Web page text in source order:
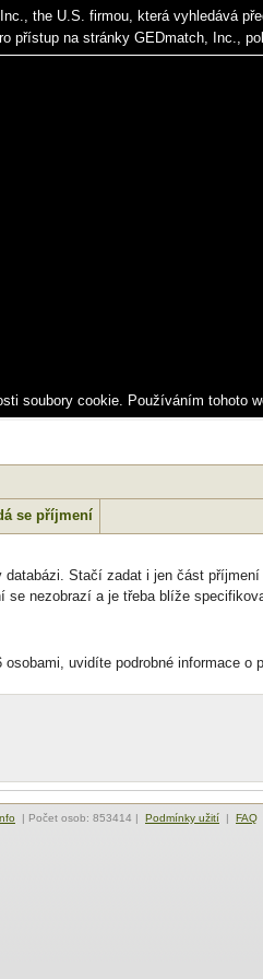
the U.S. firmou, která vyhledává
přístup na stránky GEDmatch, Inc.,
soubory cookie. Používáním tohoto
se příjmení
Stačí zadat i jen část
nezobrazí a je třeba blíže
uvidíte podrobné informace
| Počet osob: 853414 | Podmínky užití | FAQ